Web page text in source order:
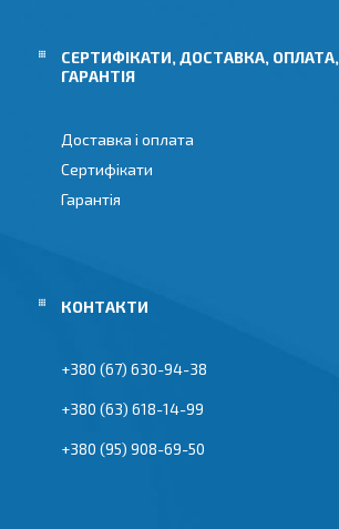
СЕРТИФІКАТИ, ДОСТАВКА, ОПЛАТА,
ГАРАНТІЯ
Доставка і оплата
Сертифікати
Гарантія
+380 (67) 630-94-38
+380 (63) 618-14-99
+380 (95) 908-69-50